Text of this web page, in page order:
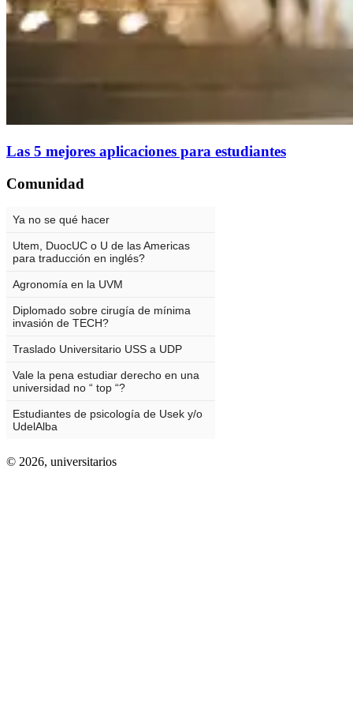
Las 5 mejores aplicaciones para estudiantes
Comunidad
© 2026, universitarios